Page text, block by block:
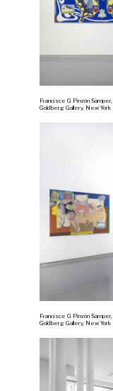
Francisce G Pinzón Samper,
Goldberg Gallery, New York
Francisce G Pinzón Samper,
Goldberg Gallery, New York